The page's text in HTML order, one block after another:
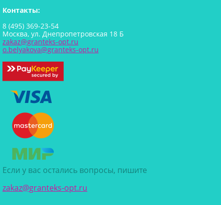
Контакты:
8 (495) 369-23-54
Москва, ул. Днепропетровская 18 Б
zakaz@granteks-opt.ru
o.belyakova@granteks-opt.ru
Если у вас остались вопросы, пишите
zakaz@granteks-opt.ru